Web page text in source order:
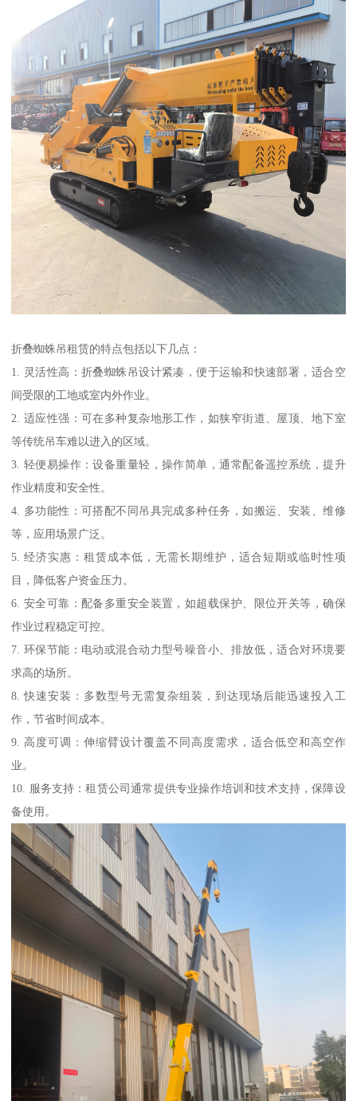
折叠蜘蛛吊租赁的特点包括以下几点：
1. 灵活性高：折叠蜘蛛吊设计紧凑，便于运输和快速部署，适合空
间受限的工地或室内外作业。
2. 适应性强：可在多种复杂地形工作，如狭窄街道、屋顶、地下室
等传统吊车难以进入的区域。
3. 轻便易操作：设备重量轻，操作简单，通常配备遥控系统，提升
作业精度和安全性。
4. 多功能性：可搭配不同吊具完成多种任务，如搬运、安装、维修
等，应用场景广泛。
5. 经济实惠：租赁成本低，无需长期维护，适合短期或临时性项
目，降低客户资金压力。
6. 安全可靠：配备多重安全装置，如超载保护、限位开关等，确保
作业过程稳定可控。
7. 环保节能：电动或混合动力型号噪音小、排放低，适合对环境要
求高的场所。
8. 快速安装：多数型号无需复杂组装，到达现场后能迅速投入工
作，节省时间成本。
9. 高度可调：伸缩臂设计覆盖不同高度需求，适合低空和高空作
业。
10. 服务支持：租赁公司通常提供专业操作培训和技术支持，保障设
备使用。